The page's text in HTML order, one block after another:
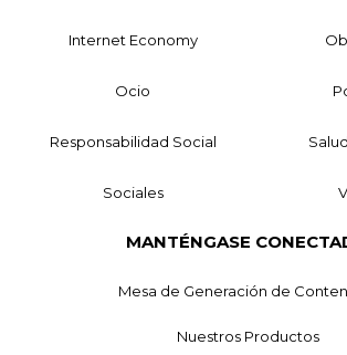
Internet Economy
Ocio
Responsabilidad Social
Sociales
MANTÉNGASE
Mesa de Generación de
Nuestros Productos